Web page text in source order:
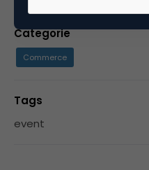
Categorie
Commerce
Tags
event